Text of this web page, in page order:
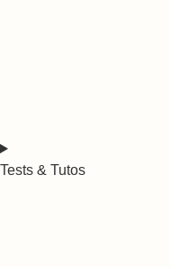
Tests & Tutos